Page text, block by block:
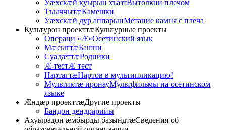
Уæхскæй куырын хъазтВытолкни плечом
ТъыччытӕКамешки
Уæхскæй дур аппарынМетание камня с плеча
Культурон проекттӕКультурные проекты
Операци «Ӕ»Осетинский язык
МӕсыгтӕБашни
СуадӕттӕРодники
Æ-тестÆ-тест
НартагтӕНартов в мультипликацию!
Мультиктæ иронауМультфильмы на осетинском
языке
Æндӕр проекттӕДругие проекты
Бандон дендрарийы
Ахуырадон ӕмбырды базындтӕСведения об